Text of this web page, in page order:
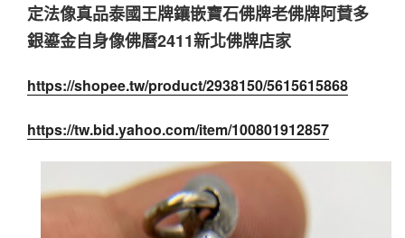
定法像真品泰國王牌鑲嵌寶石佛牌老佛牌阿賛多
銀鎏金自身像佛曆2411新北佛牌店家
https://shopee.tw/product/2938150/5615615868
https://tw.bid.yahoo.com/item/100801912857